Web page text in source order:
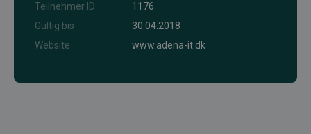
Teilnehmer ID
1176
Gültig bis
30.04.2018
Website
www.adena-it.dk